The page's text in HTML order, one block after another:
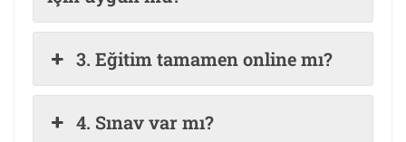
3. Eğitim tamamen online mı?
4. Sınav var mı?